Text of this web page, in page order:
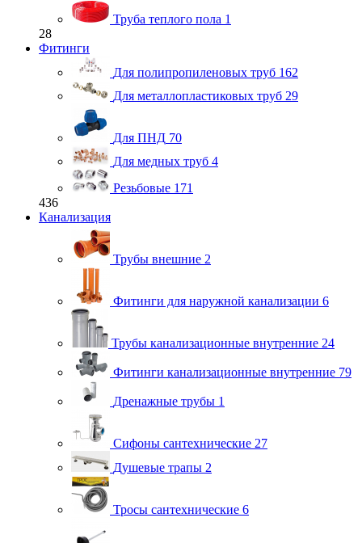
Труба теплого пола 1
28
Фитинги
Для полипропиленовых труб 162
Для металлопластиковых труб 29
Для ПНД 70
Для медных труб 4
Резьбовые 171
436
Канализация
Трубы внешние 2
Фитинги для наружной канализации 6
Трубы канализационные внутренние 24
Фитинги канализационные внутренние 79
Дренажные трубы 1
Сифоны сантехнические 27
Душевые трапы 2
Тросы сантехнические 6